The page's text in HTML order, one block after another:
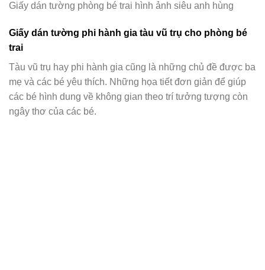
Giấy dán tường phòng bé trai hình ảnh siêu anh hùng
Giấy dán tường phi hành gia tàu vũ trụ cho phòng bé
trai
Tàu vũ trụ hay phi hành gia cũng là những chủ đề được ba
mẹ và các bé yêu thích. Những họa tiết đơn giản để giúp
các bé hình dung về không gian theo trí tưởng tượng còn
ngây thơ của các bé.